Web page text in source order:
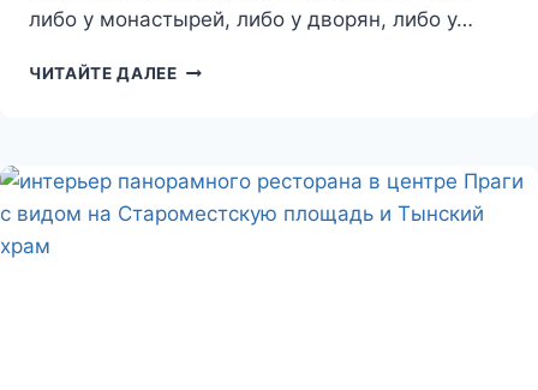
либо у монастырей, либо у дворян, либо у…
ЧИТАЙТЕ ДАЛЕЕПИВОВАРНИ